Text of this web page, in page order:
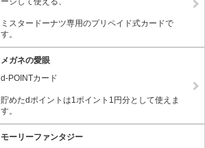
ミスタードーナツ専用のプリペイド式カードで
す。
メガネの愛眼
d-POINTカード
貯めたdポイントは1ポイント1円分として使えま
す。
モーリーファンタジー